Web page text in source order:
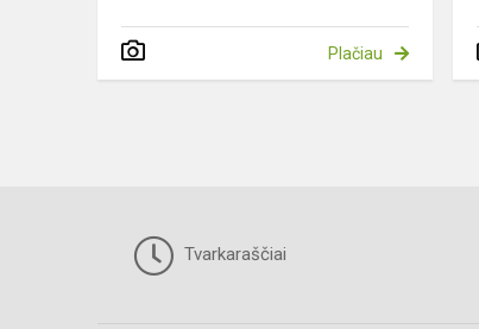
Plačiau
Tvarkaraščiai